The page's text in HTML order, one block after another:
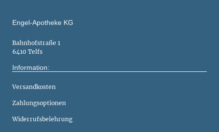
Engel-Apotheke KG
Bahnhofstraße 1
6410 Telfs
Information:
Versandkosten
Zahlungsoptionen
Widerrufsbelehrung